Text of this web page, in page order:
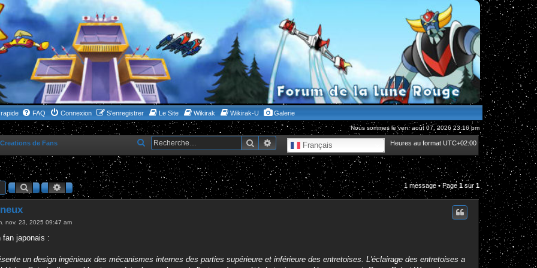
FAQ Connexion S’enregistrer Le Site Wikirak Wikirak-U Galerie
Nous sommes le ven. août 07, 2026 23:16 pm
Creations de Fans Heures au format UTC+02:00
Français
RechercherRecherche avancée
e
c
e
e
RechercherRecherche avancée 1 message • Page 1 sur 1
nov. 23, 2025 09:47 am
fan japonais :
un design ingénieux des mécanismes internes des parties supérieure et inférieure des entretoises. L'éclairage des entretoises a